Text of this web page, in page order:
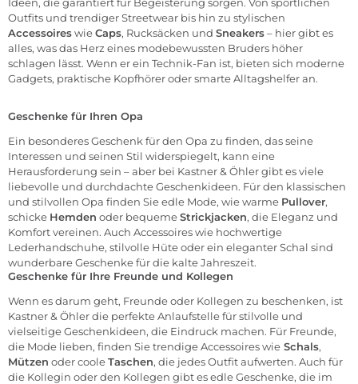
Outfits und trendiger Streetwear bis hin zu stylischen
AccessoireswieCaps, Rucksäcken und Sneakers– hier gibt es
alles, was das Herz eines modebewussten Bruders höher
schlagen lässt. Wenn er ein Technik-Fan ist, bieten sich moderne
Gadgets, praktische Kopfhörer oder smarte Alltagshelfer an.
Geschenke für Ihren Opa
Ein besonderes Geschenk für den Opa zu finden, das seine
Interessen und seinen Stil widerspiegelt, kann eine
Herausforderung sein – aber bei Kastner & Öhler gibt es viele
liebevolle und durchdachte Geschenkideen. Für den klassischen
und stilvollen Opa finden Sie edle Mode, wie warme Pullover,
schicke Hemden oder bequemeStrickjacken, die Eleganz und
Komfort vereinen. Auch Accessoires wie hochwertige
Lederhandschuhe, stilvolle Hüte oder ein eleganter Schal sind
wunderbare Geschenke für die kalte Jahreszeit.
Geschenke für Ihre Freunde und Kollegen
Wenn es darum geht, Freunde oder Kollegen zu beschenken, ist
Kastner & Öhler die perfekte Anlaufstelle für stilvolle und
vielseitige Geschenkideen, die Eindruck machen. Für Freunde,
die Mode lieben, finden Sie trendige Accessoires wie Schals,
Mützen oder cooleTaschen, die jedes Outfit aufwerten. Auch für
die Kollegin oder den Kollegen gibt es edle Geschenke, die im